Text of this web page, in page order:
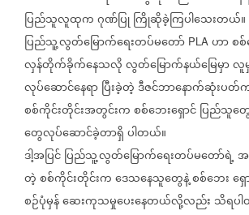
ပြည်သူလူထုကဂုဏ်ပြုကြိုဆိုခဲ့ကြပါသေးတယ်။
ပြည်သူ့လွတ်မြောက်ရေးတပ်မတော် PLA ဟာစ
လှန်တိုက်ခိုက်နေသလိုလွတ်မြောက်နယ်မြေမှာလူ
လုပ်ဆောင်နေရာပြီးခဲ့တဲ့ဒီဇင်ဘာနောက်ဆုံးပ
စစ်ကိုင်းတိုင်းအတွင်းကစစ်ဘေး‌ရှောင်ပြည်သူ
တွေလုပ်ဆောင်ခဲ့တာရှိပါတယ်။
ဒါ့အပြင်ပြည်သူ့လွတ်မြောက်ရေးတပ်မတော်ရဲ့
တဲ့စစ်ကိုင်းတိုင်းကဒေသနေသူတွေနဲ့စစ်ဘေးရှ
စဉ်ပုံမှန်ဆေးကုသမှုပေးနေတယ်လို့လည်း သိရပ